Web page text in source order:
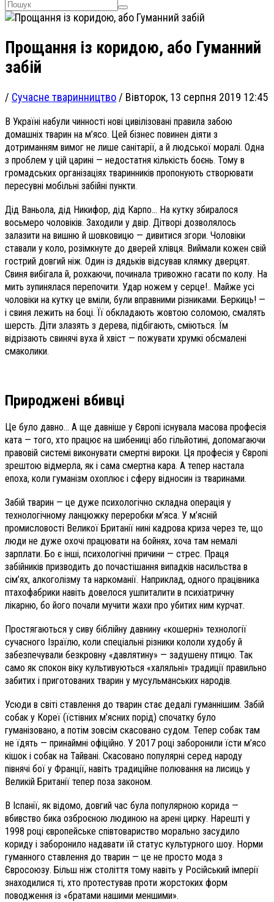
Прощання із коридою, або Гуманний
забій
/ Сучасне тваринництво / Вівторок, 13 серпня 2019 12:45
В Україні набули чинності нові цивілізовані правила забою
домашніх тварин на м’ясо. Цей бізнес повинен діяти з
дотриманням вимог не лише санітарії, а й людської моралі. Одна
з проблем у цій царині — недостатня кількість боєнь. Тому в
громадських організаціях тваринників пропонують створювати
пересувні мобільні забійні пункти.
Дід Ваньола, дід Никифор, дід Карпо… На кутку збиралося
восьмеро чоловіків. Заходили у двір. Дітворі дозволялось
залазити на вишню й шовковицю — дивитися згори. Чоловіки
ставали у коло, розімкнуте до дверей хлівця. Виймали кожен свій
гострий довгий ніж. Один із дядьків відсував клямку дверцят.
Свиня вибігала й, рохкаючи, починала тривожно гасати по колу. На
мить зупинялася перепочити. Удар ножем у серце!.. Майже усі
чоловіки на кутку це вміли, були вправними різниками. Беркиць! —
і свиня лежить на боці. Її обкладають жовтою соломою, смалять
шерсть. Діти злазять з дерева, підбігають, сміються. Їм
відрізають свинячі вуха й хвіст — пожувати хрумкі обсмалені
смаколики.
Природжені вбивці
Це було давно… А ще давніше у Європі існувала масова професія
ката — того, хто працює на шибениці або гільйотині, допомагаючи
правовій системі виконувати смертні вироки. Ця професія у Європі
зрештою відмерла, як і сама смертна кара. А тепер настала
епоха, коли гуманізм охоплює і сферу відносин із тваринами.
Забій тварин — це дуже психологічно складна операція у
технологічному ланцюжку переробки м’яса. У м’ясній
промисловості Великої Британії нині кадрова криза через те, що
люди не дуже охочі працювати на бойнях, хоча там немалі
зарплати. Бо є інші, психологічні причини — стрес. Праця
забійників призводить до почастішання випадків насильства в
сім’ях, алкоголізму та наркоманії. Наприклад, одного працівника
птахофабрики навіть довелося ушпиталити в психіатричну
лікарню, бо його почали мучити жахи про убитих ним курчат.
Простягаються у сиву біблійну давнину «кошерні» технології
сучасного Ізраїлю, коли спеціальні різники кололи худобу й
забезпечували безкровну «давлятину» — задушену птицю. Так
само як спокон віку культивуються «халяльні» традиції правильно
забитих і приготованих тварин у мусульманських народів.
Усюди в світі ставлення до тварин стає дедалі гуманнішим. Забій
собак у Кореї (їстівних м’ясних порід) спочатку було
гуманізовано, а потім зовсім скасовано судом. Тепер собак там
не їдять — принаймні офіційно. У 2017 році заборонили їсти м’ясо
кішок і собак на Тайвані. Скасовано популярні серед народу
півнячі бої у Франції, навіть традиційне полювання на лисиць у
Великій Британії тепер поза законом.
В Іспанії, як відомо, довгий час була популярною корида —
вбивство бика озброєною людиною на арені цирку. Нарешті у
1998 році європейське співтовариство морально засудило
кориду і заборонило надавати їй статус культурного шоу. Норми
гуманного ставлення до тварин — це не просто мода з
Євросоюзу. Більш ніж століття тому навіть у Російський імперії
знаходилися ті, хто протестував проти жорстоких форм
поводження із «братами нашими меншими».